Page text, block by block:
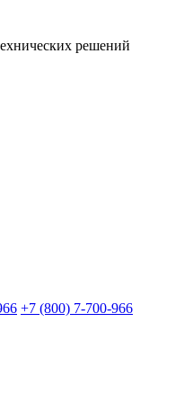
решений
+7 (800) 7-700-966